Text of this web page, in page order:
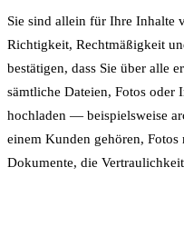
Sie sind allein für Ihre Inhalte
Richtigkeit, Rechtmäßigkeit
bestätigen, dass Sie über alle
sämtliche Dateien, Fotos oder
hochladen — beispielsweise
einem Kunden gehören,
Dokumente, die